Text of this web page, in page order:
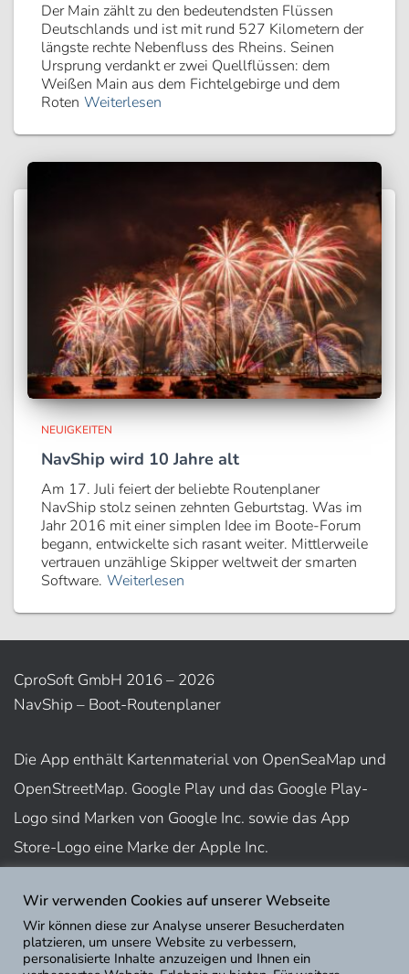
Der Main zählt zu den bedeutendsten Flüssen
Deutschlands und ist mit rund 527 Kilometern der
längste rechte Nebenfluss des Rheins. Seinen
Ursprung verdankt er zwei Quellflüssen: dem
Weißen Main aus dem Fichtelgebirge und dem
Roten Weiterlesen
NEUIGKEITEN
NavShip wird 10 Jahre alt
Am 17. Juli feiert der beliebte Routenplaner
NavShip stolz seinen zehnten Geburtstag. Was im
Jahr 2016 mit einer simplen Idee im Boote-Forum
begann, entwickelte sich rasant weiter. Mittlerweile
vertrauen unzählige Skipper weltweit der smarten
Software. Weiterlesen
CproSoft GmbH 2016 – 2026
NavShip – Boot-Routenplaner
Die App enthält Kartenmaterial von OpenSeaMap und
OpenStreetMap. Google Play und das Google Play-
Logo sind Marken von Google Inc. sowie das App
Store-Logo eine Marke der Apple Inc.
Nutzungsbedingungen
Impressum
Datenschutz
Wir verwenden Cookies auf unserer Webseite
Wir können diese zur Analyse unserer Besucherdaten
platzieren, um unsere Website zu verbessern,
personalisierte Inhalte anzuzeigen und Ihnen ein